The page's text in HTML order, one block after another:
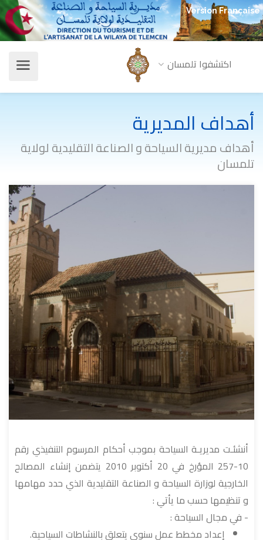
Version Française
اكتشفوا تلمسان
أهداف المديرية
أهداف مديرية السياحة و الصناعة التقليدية لولاية
تلمسان
أنشئـت مديريـة السياحة بموجب أحكام المرسوم التنفيذي رقم
10-257 المؤرخ في 20 أكتوبر 2010 يتضمن إنشاء المصالح
الخارجية لوزارة السياحة و الصناعة التقليدية الذي حدد مهامها
و تنظيمها حسب ما يأتي :
- في مجال السياحة :
إعداد مخطط عمل سنوي يتعلق بالنشاطات السياحية.